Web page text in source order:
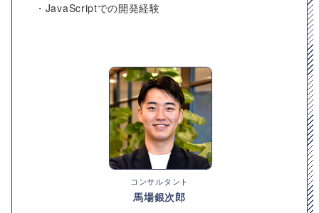
・JavaScriptでの開発経験
コンサルタント
馬場銀次郎